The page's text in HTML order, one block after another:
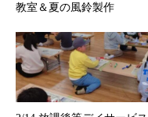
教室＆夏の風鈴製作